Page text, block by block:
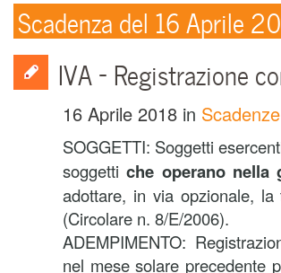
Scadenza del 16 Aprile
IVA – Registrazione
16 Aprile 2018 in Scadenze
SOGGETTI: Soggetti
soggettiche operano nella
adottare, in via opzionale, la
(Circolare n. 8/E/2006).
ADEMPIMENTO:
nel mese solare precedente